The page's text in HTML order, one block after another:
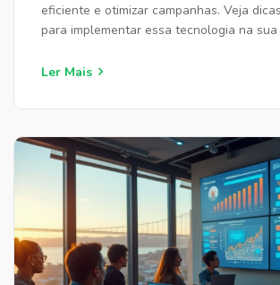
eficiente e otimizar campanhas. Veja
para implementar essa tecnologia na
Ler Mais